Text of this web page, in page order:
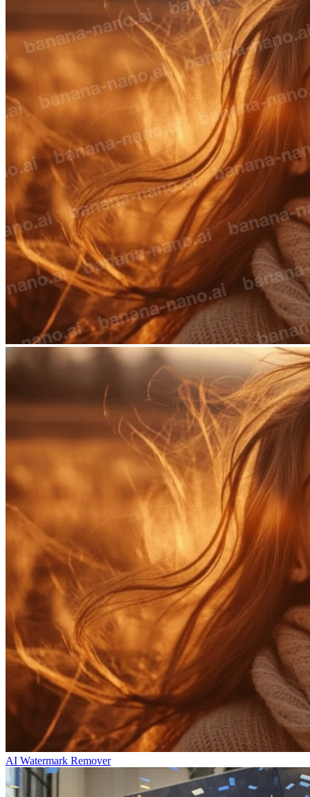
AI Watermark Remover